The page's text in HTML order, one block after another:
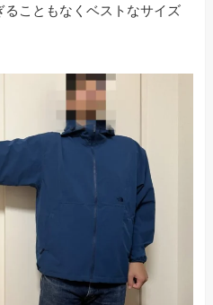
こともなくベストなサイズ